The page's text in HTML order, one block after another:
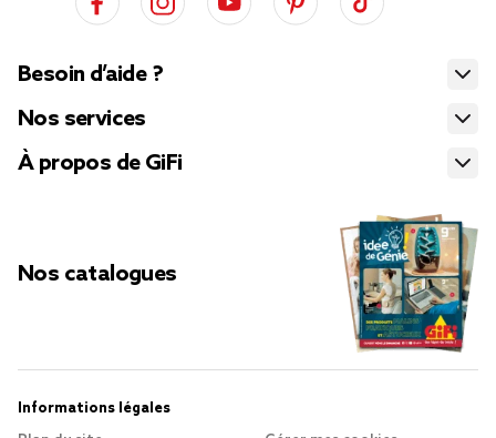
Besoin d’aide ?
Nos services
À propos de GiFi
Nos catalogues
Informations légales